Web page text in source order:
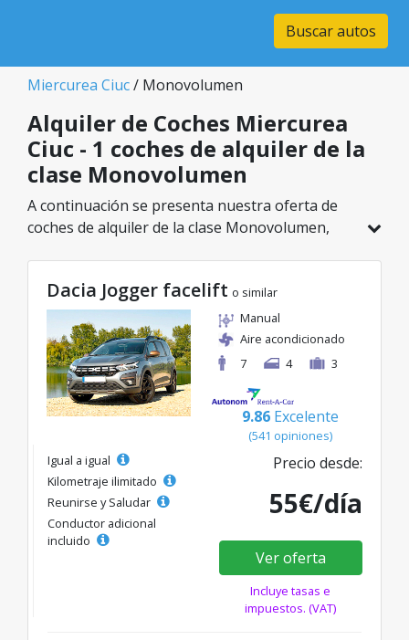
Buscar autos
Miercurea Ciuc/ Monovolumen
Alquiler de Coches Miercurea
Ciuc - 1 coches de alquiler de la
clase Monovolumen
A continuación se presenta nuestra oferta de
coches de alquiler de la clase Monovolumen,
modelo ideal de la categoría seleccionada, con
tarifas excelentes desde solo 55€/día.
Dacia Jogger facelift o similar
Manual
Aire acondicionado
7
4 3
9.86 Excelente
(541 opiniones)
Igual a igual
Kilometraje ilimitado
Reunirse y Saludar
Conductor adicional
incluido
Precio desde:
55€/día
Ver oferta
Incluye tasas e
impuestos. (VAT)